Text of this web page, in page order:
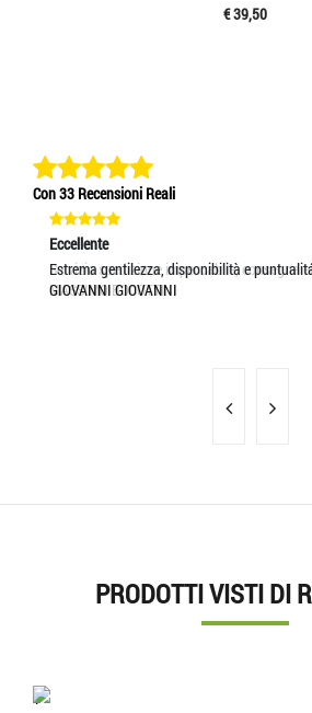
€ 39,50
Con 33 Recensioni Reali
Eccellente
Servizio spedizione impeccabile, consegna
MASSIMO BOCOTTI
Eccellente
Estrema gentilezza, disponibilità e
GIOVANNI GIOVANNI
PRODOTTI VISTI DI
'.'